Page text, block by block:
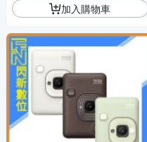
加入購物車